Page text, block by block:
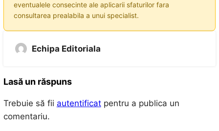
eventualele consecinte ale aplicarii sfaturilor fara
consultarea prealabila a unui specialist.
Echipa Editoriala
Lasă un răspuns
Trebuie să fii autentificatpentru a publica un
comentariu.